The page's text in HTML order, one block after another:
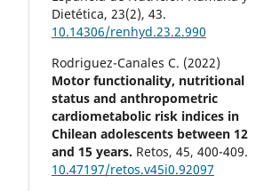
Dietética,23(2),43.
10.14306/renhyd.23.2.990
Rodriguez-Canales C. (2022)
Motor functionality, nutritional
status and anthropometric
cardiometabolic risk indices in
Chilean adolescents between 12
and 15 years. Retos,45,400-409.
10.47197/retos.v45i0.92097